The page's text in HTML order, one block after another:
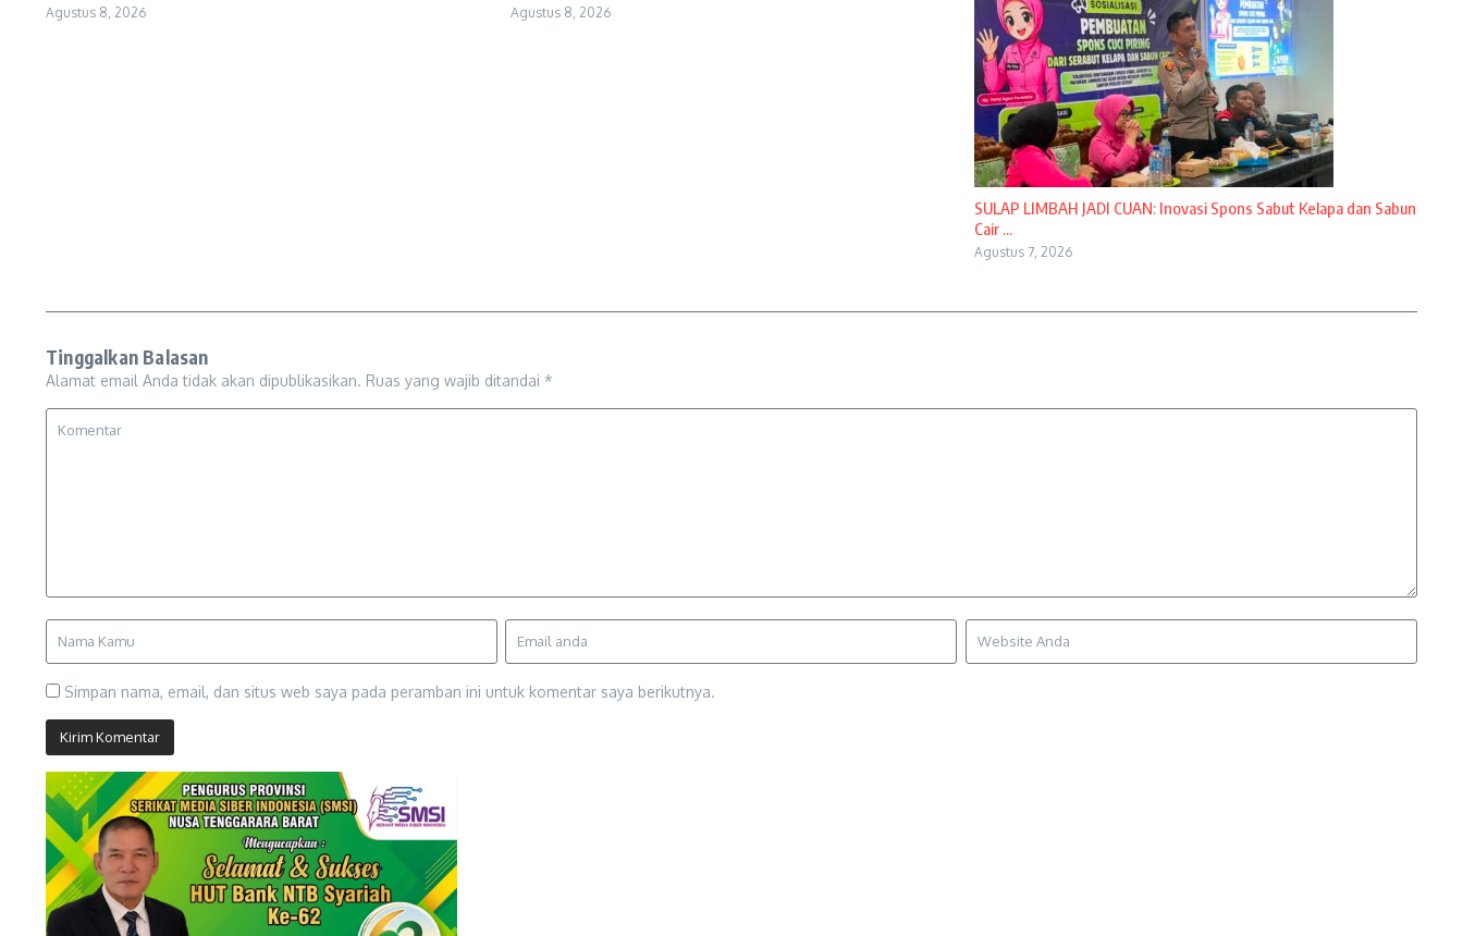
Agustus 8, 2026 Agustus 8, 2026
SULAP LIMBAH JADI CUAN: Inovasi Spons Sabut Kelapa dan Sabun
Cair ...
Agustus 7, 2026
Tinggalkan Balasan
Alamat email Anda tidak akan dipublikasikan. Ruas yang wajib ditandai *
Simpan nama, email, dan situs web saya pada peramban ini untuk komentar saya berikutnya.